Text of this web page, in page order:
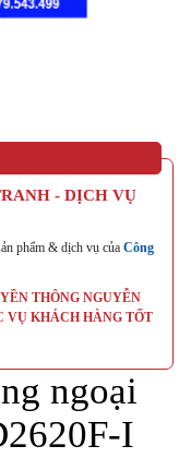
- DỊCH VỤ
phẩm & dịch vụ của Công
THÔNG NGUYỄN
VỤ KHÁCH HÀNG TỐT
ngoại
I